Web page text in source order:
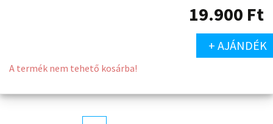
19.900 Ft
+ AJÁNDÉK
A termék nem tehető kosárba!